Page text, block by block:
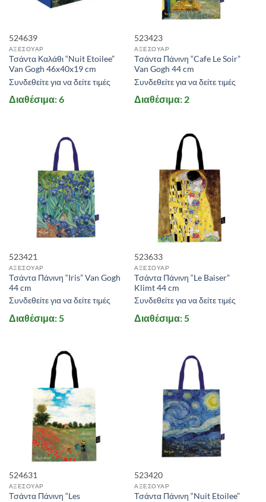
524639
ΑΞΕΣΟΥΑΡ
Τσάντα Καλάθι “Nuit Etoilee”
Van Gogh 46x40x19 cm
Συνδεθείτε για να δείτε τιμές
Διαθέσιμα: 6
523423
ΑΞΕΣΟΥΑΡ
Τσάντα Πάνινη “Cafe Le Soir”
Van Gogh 44 cm
Συνδεθείτε για να δείτε τιμές
Διαθέσιμα: 2
523421
ΑΞΕΣΟΥΑΡ
Τσάντα Πάνινη “Iris” Van Gogh
44 cm
Συνδεθείτε για να δείτε τιμές
Διαθέσιμα: 5
523633
ΑΞΕΣΟΥΑΡ
Τσάντα Πάνινη “Le Baiser”
Klimt 44 cm
Συνδεθείτε για να δείτε τιμές
Διαθέσιμα: 5
524631
ΑΞΕΣΟΥΑΡ
Τσάντα Πάνινη “Les
523420
ΑΞΕΣΟΥΑΡ
Τσάντα Πάνινη “Nuit Etoilee”